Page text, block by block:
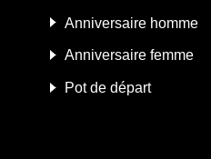
Anniversaire homme
Anniversaire femme
Pot de départ